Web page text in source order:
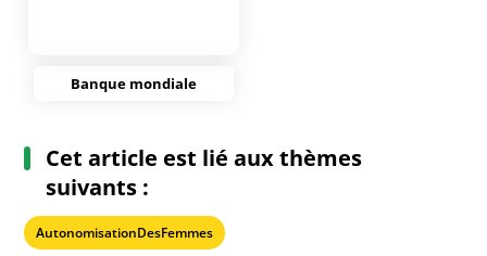
Banque mondiale
Cet article est lié aux thèmes
suivants :
AutonomisationDesFemmes